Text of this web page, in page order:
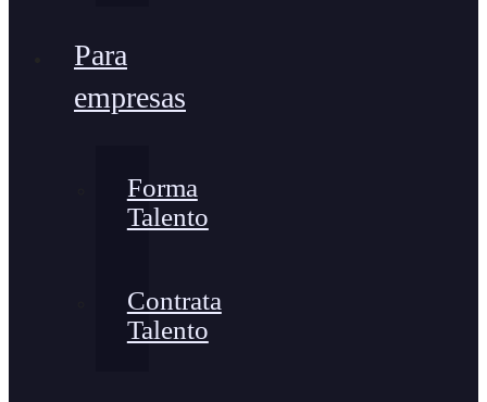
Para
empresas
Forma
Talento
Contrata
Talento